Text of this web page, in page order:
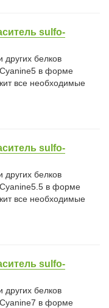
sulfo-
других белков
в форме
все необходимые
sulfo-
других белков
в форме
все необходимые
sulfo-
других белков
в форме